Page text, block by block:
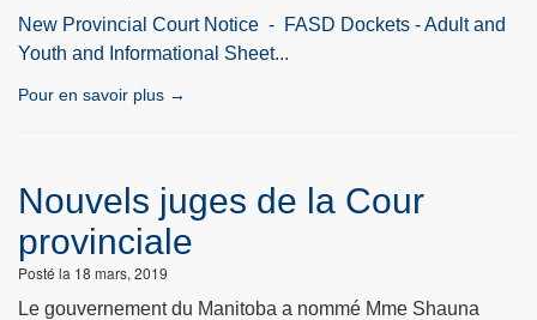
New Provincial Court Notice - FASD Dockets - Adult and
Youth and Informational Sheet...
Pour en savoir plus →
Nouvels juges de la Cour
provinciale
Posté la 18 mars, 2019
Le gouvernement du Manitoba a nommé Mme Shauna